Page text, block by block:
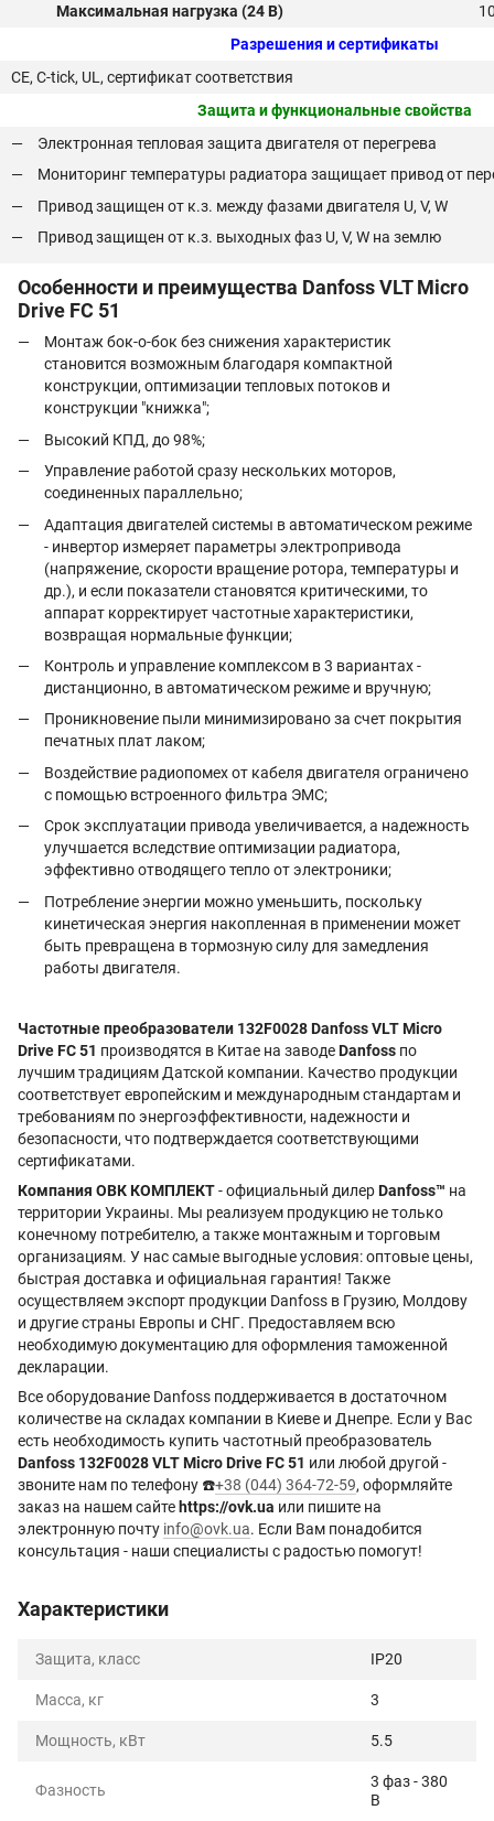
Максимальная нагрузка (24 В)
Разрешения и сертификаты
CE, C-tick, UL, сертификат соответствия
Защита и функциональные свойства
Электронная тепловая защита двигателя от перегрева
Мониторинг температуры радиатора защищает привод от
Привод защищен от к.з. между фазами двигателя U, V, W
Привод защищен от к.з. выходных фаз U, V, W на землю
Особенности и преимущества Danfoss VLT Micro
Drive FC 51
Монтаж бок-о-бок без снижения характеристик
становится возможным благодаря компактной
конструкции, оптимизации тепловых потоков и
конструкции "книжка";
Высокий КПД, до 98%;
Управление работой сразу нескольких моторов,
соединенных параллельно;
Адаптация двигателей системы в автоматическом режиме
- инвертор измеряет параметры электропривода
(напряжение, скорости вращение ротора, температуры и
др.), и если показатели становятся критическими, то
аппарат корректирует частотные характеристики,
возвращая нормальные функции;
Контроль и управление комплексом в 3 вариантах -
дистанционно, в автоматическом режиме и вручную;
Проникновение пыли минимизировано за счет покрытия
печатных плат лаком;
Воздействие радиопомех от кабеля двигателя ограничено
с помощью встроенного фильтра ЭМС;
Срок эксплуатации привода увеличивается, а надежность
улучшается вследствие оптимизации радиатора,
эффективно отводящего тепло от электроники;
Потребление энергии можно уменьшить, поскольку
кинетическая энергия накопленная в применении может
быть превращена в тормозную силу для замедления
работы двигателя.
Частотные преобразователи 132F0028 Danfoss VLT Micro
Drive FC 51 производятся в Китае на заводеDanfoss по
лучшим традициям Датской компании. Качество продукции
соответствует европейским и международным стандартам и
требованиям по энергоэффективности, надежности и
безопасности, что подтверждается соответствующими
сертификатами.
Компания ОВК КОМПЛЕКТ- официальный дилерDanfoss™ на
территории Украины. Мы реализуем продукцию не только
конечному потребителю, а также монтажным и торговым
организациям. У нас самые выгодные условия: оптовые цены,
быстрая доставка и официальная гарантия! Также
осуществляем экспорт продукции Danfoss в Грузию, Молдову
и другие страны Европы и СНГ. Предоставляем всю
необходимую документацию для оформления таможенной
декларации.
Все оборудование Danfoss поддерживается в достаточном
количестве на складах компании в Киеве и Днепре. Если у Вас
есть необходимость купить частотный преобразователь
Danfoss 132F0028 VLT Micro Drive FC 51 или любой другой -
звоните нам по телефону ☎️+38 (044) 364-72-59, оформляйте
заказ на нашем сайте https://ovk.ua или пишите на
электронную почту info@ovk.ua. Если Вам понадобится
консультация - наши специалисты с радостью помогут!
Характеристики
Защита, класс IP20
Масса, кг 3
Мощность, кВт 5.5
Фазность
3 фаз - 380
В